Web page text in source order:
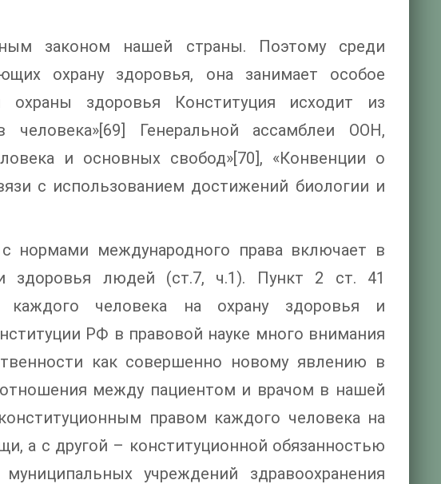
законом нашей страны. Поэтому среди
охрану здоровья, она занимает особое
здоровья Конституция исходит из
Генеральной ассамблеи ООН,
и основных свобод»[70], «Конвенции о
с использованием достижений биологии и
нормами международного права включает в
и здоровья людей (ст.7, ч.1). Пункт 2 ст. 41
каждого человека на охрану здоровья и
РФ в правовой науке много внимания
как совершенно новому явлению в
между пациентом и врачом в нашей
правом каждого человека на
а с другой – конституционной обязанностью
учреждений здравоохранения